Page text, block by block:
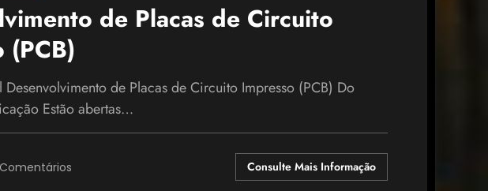
de Placas de Circuito
(PCB)
Desenvolvimento de Placas de Circuito Impresso (PCB) Do
Estão abertas…
Consulte Mais Informação